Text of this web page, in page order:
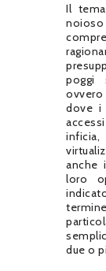
Il
poggi
ovvero
dove i
anche
loro
due o